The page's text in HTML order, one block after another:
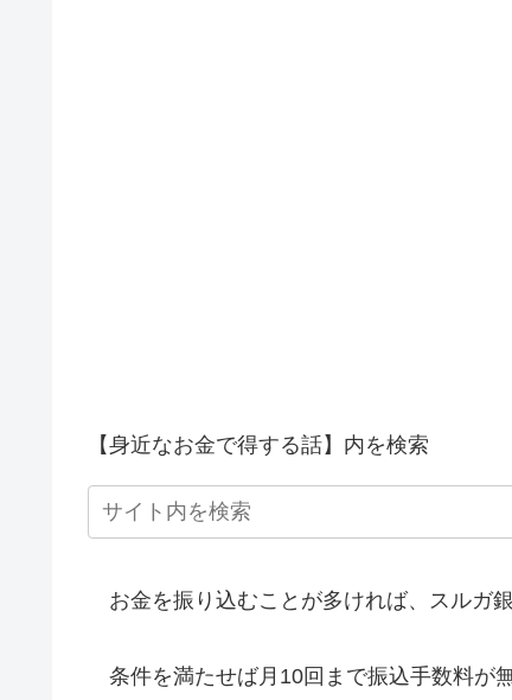
【身近なお金で得する話】内を検索
お金を振り込むことが多ければ、スルガ
条件を満たせば月10回まで振込手数料が無